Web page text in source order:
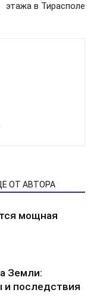
этажа в Тирасполе
ОТ АВТОРА
мощная
Земли:
и последствия